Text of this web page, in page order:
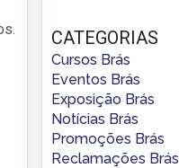
CATEGORIAS
Cursos Brás
Eventos Brás
Exposição Brás
Notícias Brás
Promoções Brás
Reclamações Brás